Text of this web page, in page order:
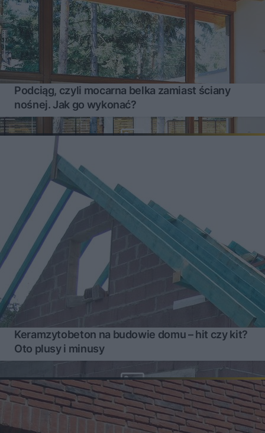
Podciąg, czyli mocarna belka zamiast ściany
nośnej. Jak go wykonać?
Keramzytobeton na budowie domu – hit czy kit?
Oto plusy i minusy